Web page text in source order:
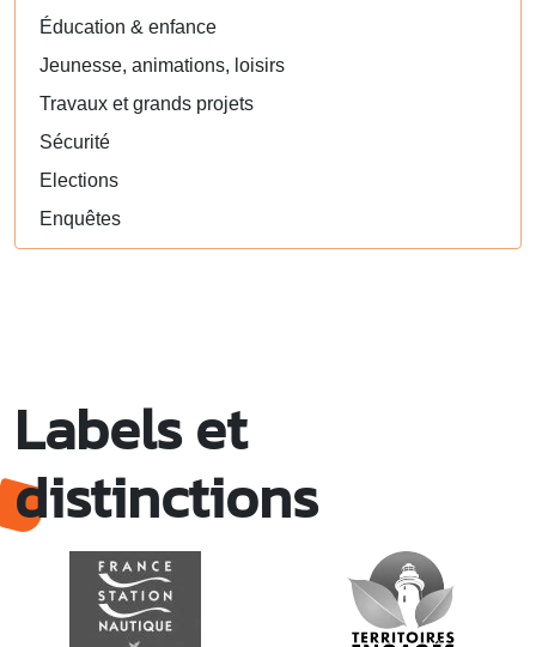
Éducation & enfance
Jeunesse, animations, loisirs
Travaux et grands projets
Sécurité
Elections
Enquêtes
Labels et
distinctions